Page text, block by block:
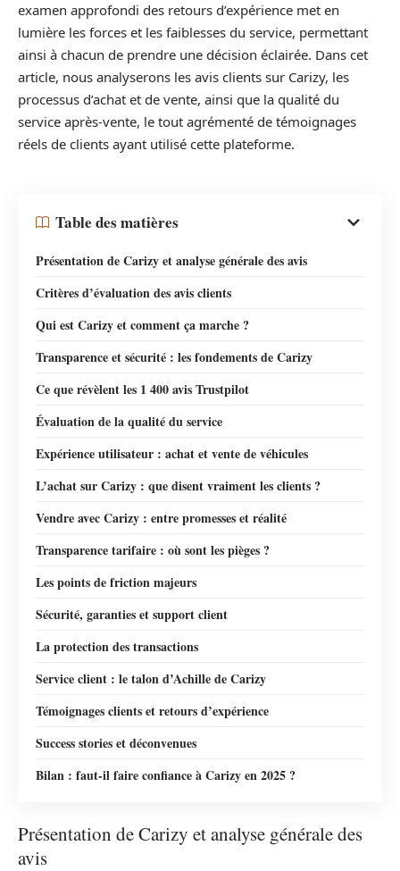
examen approfondi des retours d’expérience met en
lumière les forces et les faiblesses du service, permettant
ainsi à chacun de prendre une décision éclairée. Dans cet
article, nous analyserons les avis clients sur Carizy, les
processus d’achat et de vente, ainsi que la qualité du
service après-vente, le tout agrémenté de témoignages
réels de clients ayant utilisé cette plateforme.
Table des matières
Présentation de Carizy et analyse générale des avis
Critères d’évaluation des avis clients
Qui est Carizy et comment ça marche ?
Transparence et sécurité : les fondements de Carizy
Ce que révèlent les 1 400 avis Trustpilot
Évaluation de la qualité du service
Expérience utilisateur : achat et vente de véhicules
L’achat sur Carizy : que disent vraiment les clients ?
Vendre avec Carizy : entre promesses et réalité
Transparence tarifaire : où sont les pièges ?
Les points de friction majeurs
Sécurité, garanties et support client
La protection des transactions
Service client : le talon d’Achille de Carizy
Témoignages clients et retours d’expérience
Success stories et déconvenues
Bilan : faut-il faire confiance à Carizy en 2025 ?
Présentation de Carizy et analyse générale des
avis